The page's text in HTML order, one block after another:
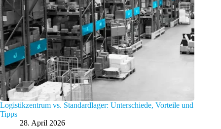
Logistikzentrum vs. Standardlager: Unterschiede, Vorteile und
Tipps
28. April 2026